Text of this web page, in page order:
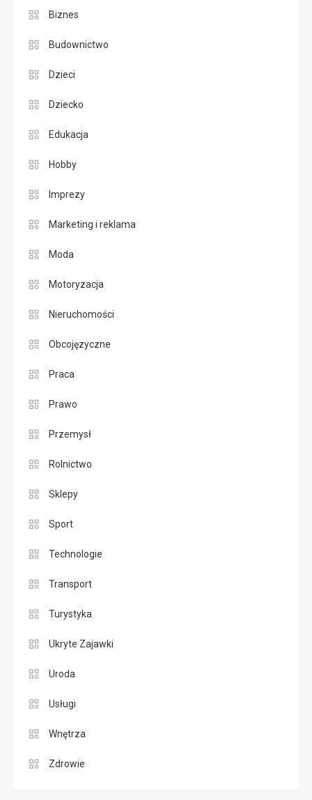
Biznes
Budownictwo
Dzieci
Dziecko
Edukacja
Hobby
Imprezy
Marketing i reklama
Moda
Motoryzacja
Nieruchomości
Obcojęzyczne
Praca
Prawo
Przemysł
Rolnictwo
Sklepy
Sport
Technologie
Transport
Turystyka
Ukryte Zajawki
Uroda
Usługi
Wnętrza
Zdrowie